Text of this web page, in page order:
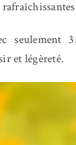
seulement
et légèreté.